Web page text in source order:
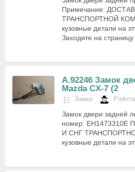
Примечание:
ТРАНСПОРТНОЙ
кузовные детали на
Заходите на
А.92246 Замок
Mazda CX-7 (2
Замки
Замок двери задней
номер:
И СНГ
кузовные детали на